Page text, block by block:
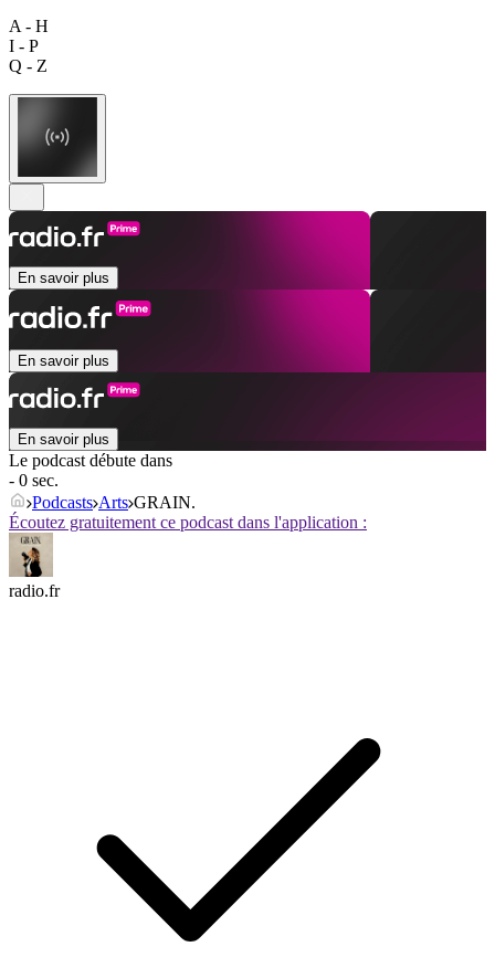
A - H
I - P
Q - Z
En savoir plus
En savoir plus
En savoir plus
Le podcast débute dans
- 0 sec.
Podcasts Arts GRAIN.
Écoutez gratuitement ce podcast dans l'application :
radio.fr